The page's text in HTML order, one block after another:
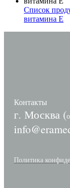
Список
витамина E
Контакты
г. Москва (
Политика